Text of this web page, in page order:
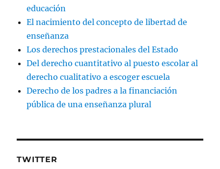
educación
El nacimiento del concepto de libertad de
enseñanza
Los derechos prestacionales del Estado
Del derecho cuantitativo al puesto escolar al
derecho cualitativo a escoger escuela
Derecho de los padres a la financiación
pública de una enseñanza plural
TWITTER